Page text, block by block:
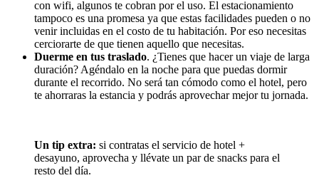
con wifi, algunos te cobran por el uso. El estacionamiento
tampoco es una promesa ya que estas facilidades pueden o no
venir incluidas en el costo de tu habitación. Por eso necesitas
cerciorarte de que tienen aquello que necesitas.
Duerme en tus traslado. ¿Tienes que hacer un viaje de larga
duración? Agéndalo en la noche para que puedas dormir
durante el recorrido. No será tan cómodo como el hotel, pero
te ahorraras la estancia y podrás aprovechar mejor tu jornada.
Un tip extra: si contratas el servicio de hotel +
desayuno, aprovecha y llévate un par de snacks para el
resto del día.